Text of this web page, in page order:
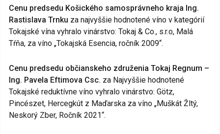
Cenu predsedu Košického samosprávneho kraja Ing.
Rastislava Trnku za najvyššie hodnotené víno v kategórií
Tokajské vína vyhralo vinárstvo: Tokaj & Co., s.r.o, Malá
Tŕňa, za víno „Tokajská Esencia, ročník 2009“.
Cenu predsedu občianskeho združenia Tokaj Regnum –
Ing. Pavela Eftimova Csc. za Najvyššie hodnotené
Tokajské reduktívne víno vyhralo vinárstvo: Götz,
Pincészet, Hercegkút z Maďarska za víno „Muškát Žltý,
Neskorý Zber, Ročník 2021“.